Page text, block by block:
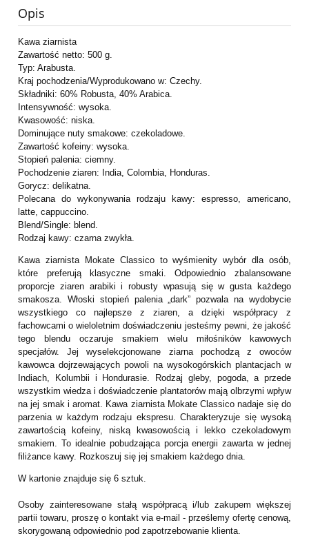
Opis
Kawa ziarnista
Zawartość netto: 500 g.
Typ: Arabusta.
Kraj pochodzenia/Wyprodukowano w: Czechy.
Składniki: 60% Robusta, 40% Arabica.
Intensywność: wysoka.
Kwasowość: niska.
Dominujące nuty smakowe: czekoladowe.
Zawartość kofeiny: wysoka.
Stopień palenia: ciemny.
Pochodzenie ziaren: India, Colombia, Honduras.
Gorycz: delikatna.
Polecana do wykonywania rodzaju kawy: espresso, americano,
latte, cappuccino.
Blend/Single: blend.
Rodzaj kawy: czarna zwykła.
Kawa ziarnista Mokate Classico to wyśmienity wybór dla osób,
które preferują klasyczne smaki. Odpowiednio zbalansowane
proporcje ziaren arabiki i robusty wpasują się w gusta każdego
smakosza. Włoski stopień palenia „dark” pozwala na wydobycie
wszystkiego co najlepsze z ziaren, a dzięki współpracy z
fachowcami o wieloletnim doświadczeniu jesteśmy pewni, że jakość
tego blendu oczaruje smakiem wielu miłośników kawowych
specjałów. Jej wyselekcjonowane ziarna pochodzą z owoców
kawowca dojrzewających powoli na wysokogórskich plantacjach w
Indiach, Kolumbii i Hondurasie. Rodzaj gleby, pogoda, a przede
wszystkim wiedza i doświadczenie plantatorów mają olbrzymi wpływ
na jej smak i aromat. Kawa ziarnista Mokate Classico nadaje się do
parzenia w każdym rodzaju ekspresu. Charakteryzuje się wysoką
zawartością kofeiny, niską kwasowością i lekko czekoladowym
smakiem. To idealnie pobudzająca porcja energii zawarta w jednej
filiżance kawy. Rozkoszuj się jej smakiem każdego dnia.
W kartonie znajduje się 6 sztuk.
Osoby zainteresowane stałą współpracą i/lub zakupem większej
partii towaru, proszę o kontakt via e-mail - prześlemy ofertę cenową,
skorygowaną odpowiednio pod zapotrzebowanie klienta.